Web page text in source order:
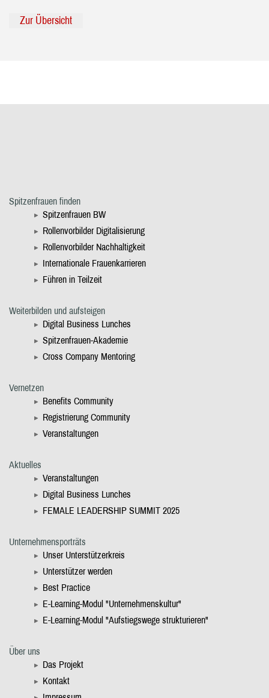
Zur Übersicht
Spitzenfrauen finden
Spitzenfrauen BW
Rollenvorbilder Digitalisierung
Rollenvorbilder Nachhaltigkeit
Internationale Frauenkarrieren
Führen in Teilzeit
Weiterbilden und aufsteigen
Digital Business Lunches
Spitzenfrauen-Akademie
Cross Company Mentoring
Vernetzen
Benefits Community
Registrierung Community
Veranstaltungen
Aktuelles
Veranstaltungen
Digital Business Lunches
FEMALE LEADERSHIP SUMMIT 2025
Unternehmensporträts
Unser Unterstützerkreis
Unterstützer werden
Best Practice
E-Learning-Modul "Unternehmenskultur"
E-Learning-Modul "Aufstiegswege strukturieren"
Über uns
Das Projekt
Kontakt